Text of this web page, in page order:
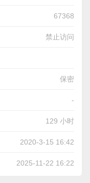
67368
禁止访问
保密
-
129 小时
2020-3-15 16:42
2025-11-22 16:22